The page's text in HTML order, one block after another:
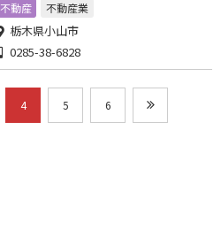
不動産 不動産業
栃木県小山市
0285-38-6828
4 5 6